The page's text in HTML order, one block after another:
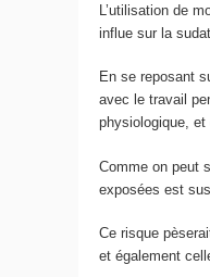
L’utilisation de
influe sur la
En se reposant
avec le travail
physiologique,
Comme on peut
exposées est
Ce risque
et également